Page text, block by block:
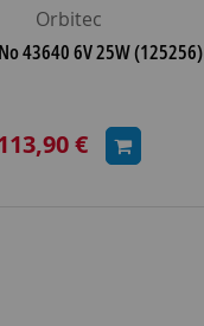
Orbitec
43640 6V 25W (125256)
€